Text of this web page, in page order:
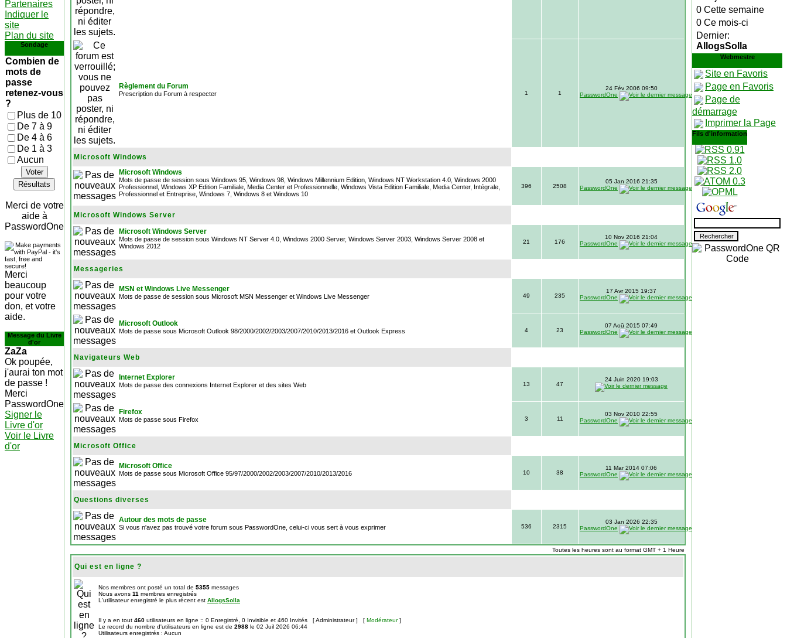
Partenaires
Indiquer le
site
Plan du site
Sondage
Combien de
mots de
passe
retenez-vous
?
Plus de 10
De 7 à 9
De 4 à 6
De 1 à 3
Aucun
Voter
Résultats
Merci de votre
aide à
PasswordOne
Merci
beaucoup
pour votre
don, et votre
aide.
Message du Livre
d'or
ZaZa
Ok poupée,
j'aurai ton mot
de passe !
Merci
PasswordOne
Signer le
Livre d'or
Voir le Livre
d'or
Règlement du Forum
Prescription du Forum à respecter 1 1
24 Fév 2006 09:50
PasswordOne
Microsoft Windows
Microsoft Windows
Mots de passe de session sous Windows 95, Windows 98, Windows Millennium Edition, Windows NT Workstation 4.0, Windows 2000
Professionnel, Windows XP Edition Familiale, Media Center et Professionnelle, Windows Vista Edition Familiale, Media Center, Intégrale,
Professionnel et Entreprise, Windows 7, Windows 8 et Windows 10
396 2508
05 Jan 2016 21:35
PasswordOne
Microsoft Windows Server
Microsoft Windows Server
Mots de passe de session sous Windows NT Server 4.0, Windows 2000 Server, Windows Server 2003, Windows Server 2008 et
Windows 2012
21 176
10 Nov 2016 21:04
PasswordOne
Messageries
MSN et Windows Live Messenger
Mots de passe de session sous Microsoft MSN Messenger et Windows Live Messenger 49 235
17 Avr 2015 19:37
PasswordOne
Microsoft Outlook
Mots de passe sous Microsoft Outlook 98/2000/2002/2003/2007/2010/2013/2016 et Outlook Express 4 23
07 Aoû 2015 07:49
PasswordOne
Navigateurs Web
Internet Explorer
Mots de passe des connexions Internet Explorer et des sites Web 13 47
24 Juin 2020 19:03
Firefox
Mots de passe sous Firefox 3 11
03 Nov 2010 22:55
PasswordOne
Microsoft Office
Microsoft Office
Mots de passe sous Microsoft Office 95/97/2000/2002/2003/2007/2010/2013/2016 10 38
11 Mar 2014 07:06
PasswordOne
Questions diverses
Autour des mots de passe
Si vous n'avez pas trouvé votre forum sous PasswordOne, celui-ci vous sert à vous exprimer 536 2315
03 Jan 2026 22:35
PasswordOne
Toutes les heures sont au format GMT + 1 Heure
Qui est en ligne ?
Nos membres ont posté un total de 5355 messages
Nous avons 11 membres enregistrés
L'utilisateur enregistré le plus récent est AllogsSolla
Il y a en tout 460 utilisateurs en ligne :: 0 Enregistré, 0 Invisible et 460 Invités [Administrateur] [ Modérateur]
Le record du nombre d'utilisateurs en ligne est de 2988 le 02 Juil 2026 06:44
Utilisateurs enregistrés : Aucun
0 Cette semaine
0 Ce mois-ci
Dernier:
AllogsSolla
Webmestre
Site en Favoris
Page en Favoris
Page de
démarrage
Imprimer la Page
Fils d'information